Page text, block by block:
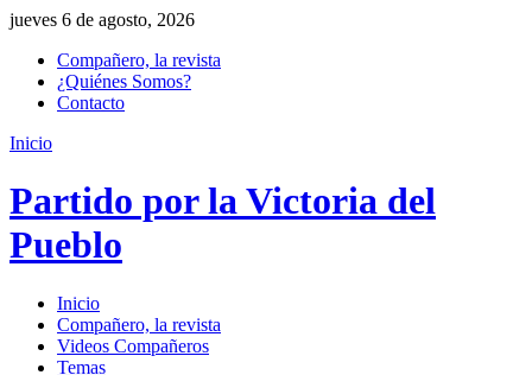
jueves 6 de agosto, 2026
Compañero, la revista
¿Quiénes Somos?
Contacto
Inicio
Partido por la Victoria del
Pueblo
Inicio
Compañero, la revista
Videos Compañeros
Temas